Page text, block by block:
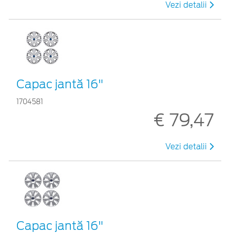
Vezi detalii
Capac jantă 16"
1704581
€ 79,47
Vezi detalii
Capac jantă 16"